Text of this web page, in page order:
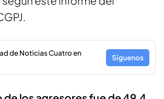
de Noticias Cuatro en
Síguenos